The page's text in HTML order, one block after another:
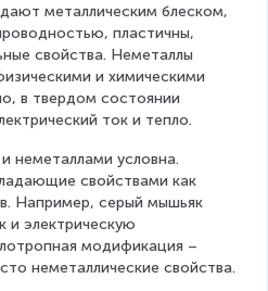
металлическим блеском,
пластичны,
свойства. Неметаллы
и химическими
в твердом состоянии
ток и тепло.
неметаллами условна.
свойствами как
Например, серый мышьяк
и электрическую
модификация –
неметаллические свойства.